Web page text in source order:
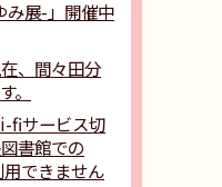
み展-」開催中
、間々田分
。
fiサービス切
書館での
できません